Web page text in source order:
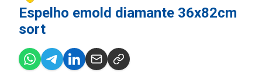
Espelho emold diamante 36x82cm
sort